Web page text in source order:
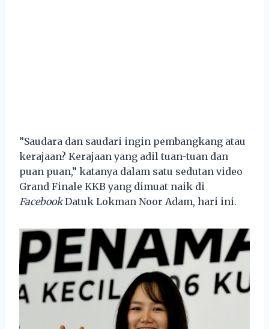
”Saudara dan saudari ingin pembangkang atau
kerajaan? Kerajaan yang adil tuan-tuan dan
puan puan,” katanya dalam satu sedutan video
Grand Finale KKB yang dimuat naik di
FacebookDatuk Lokman Noor Adam, hari ini.